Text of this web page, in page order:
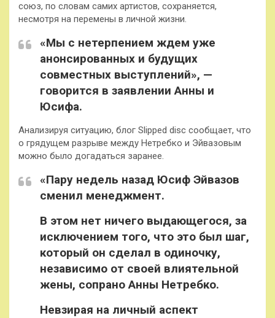
союз, по словам самих артистов, сохраняется,
несмотря на перемены в личной жизни.
«Мы с нетерпением ждем уже
анонсированных и будущих
совместных выступлений», —
говорится в заявлении Анны и
Юсифа.
Анализируя ситуацию, блог Slipped disc сообщает, что
о грядущем разрыве между Нетребко и Эйвазовым
можно было догадаться заранее.
«Пару недель назад Юсиф Эйвазов
сменил менеджмент.
В этом нет ничего выдающегося, за
исключением того, что это был шаг,
который он сделал в одиночку,
независимо от своей влиятельной
жены, сопрано Анны Нетребко.
Невзирая на личный аспект